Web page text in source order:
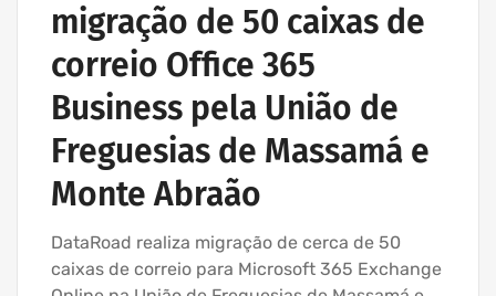
migração de 50 caixas de
correio Office 365
Business pela União de
Freguesias de Massamá e
Monte Abraão
DataRoad realiza migração de cerca de 50
caixas de correio para Microsoft 365 Exchange